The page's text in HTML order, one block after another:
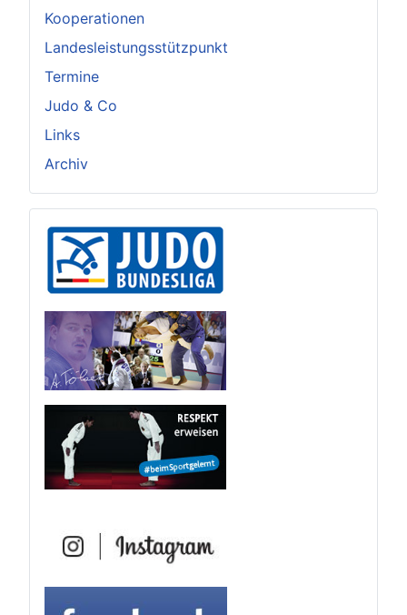
Kooperationen
Landesleistungsstützpunkt
Termine
Judo & Co
Links
Archiv